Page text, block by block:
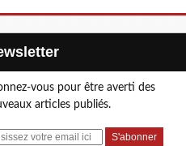
vous pour être averti des
articles publiés.